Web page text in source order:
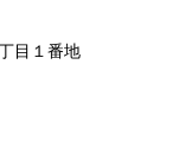
目１番地